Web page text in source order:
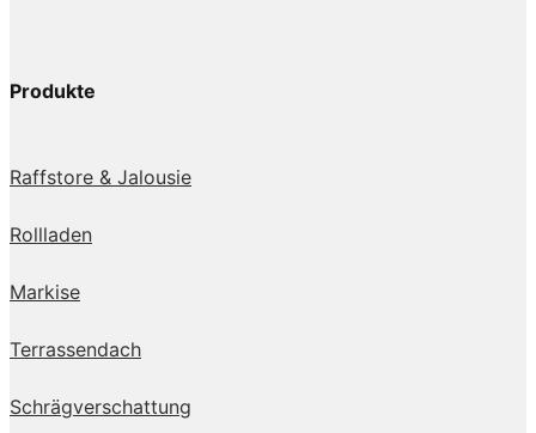
Produkte
Raffstore & Jalousie
Rollladen
Markise
Terrassendach
Schrägverschattung